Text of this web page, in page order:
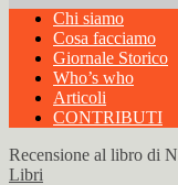
Chi siamo
Cosa facciamo
Giornale Storico
Who’s who
Articoli
CONTRIBUTI
Recensione al libro di
Libri